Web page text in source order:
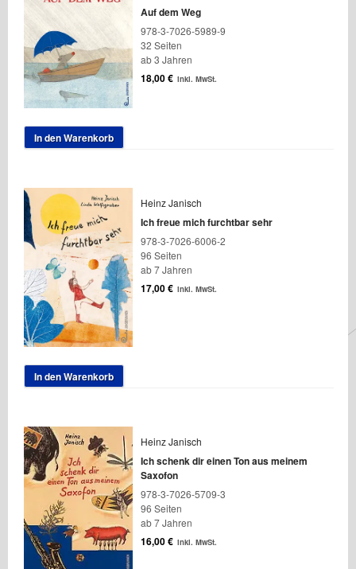
Auf dem Weg
978-3-7026-5989-9
32 Seiten
ab 3 Jahren
18,00€ inkl. MwSt.
In den Warenkorb
Heinz Janisch
Ich freue mich furchtbar sehr
978-3-7026-6006-2
96 Seiten
ab 7 Jahren
17,00€ inkl. MwSt.
In den Warenkorb
Heinz Janisch
Ich schenk dir einen Ton aus meinem
Saxofon
978-3-7026-5709-3
96 Seiten
ab 7 Jahren
16,00€ inkl. MwSt.